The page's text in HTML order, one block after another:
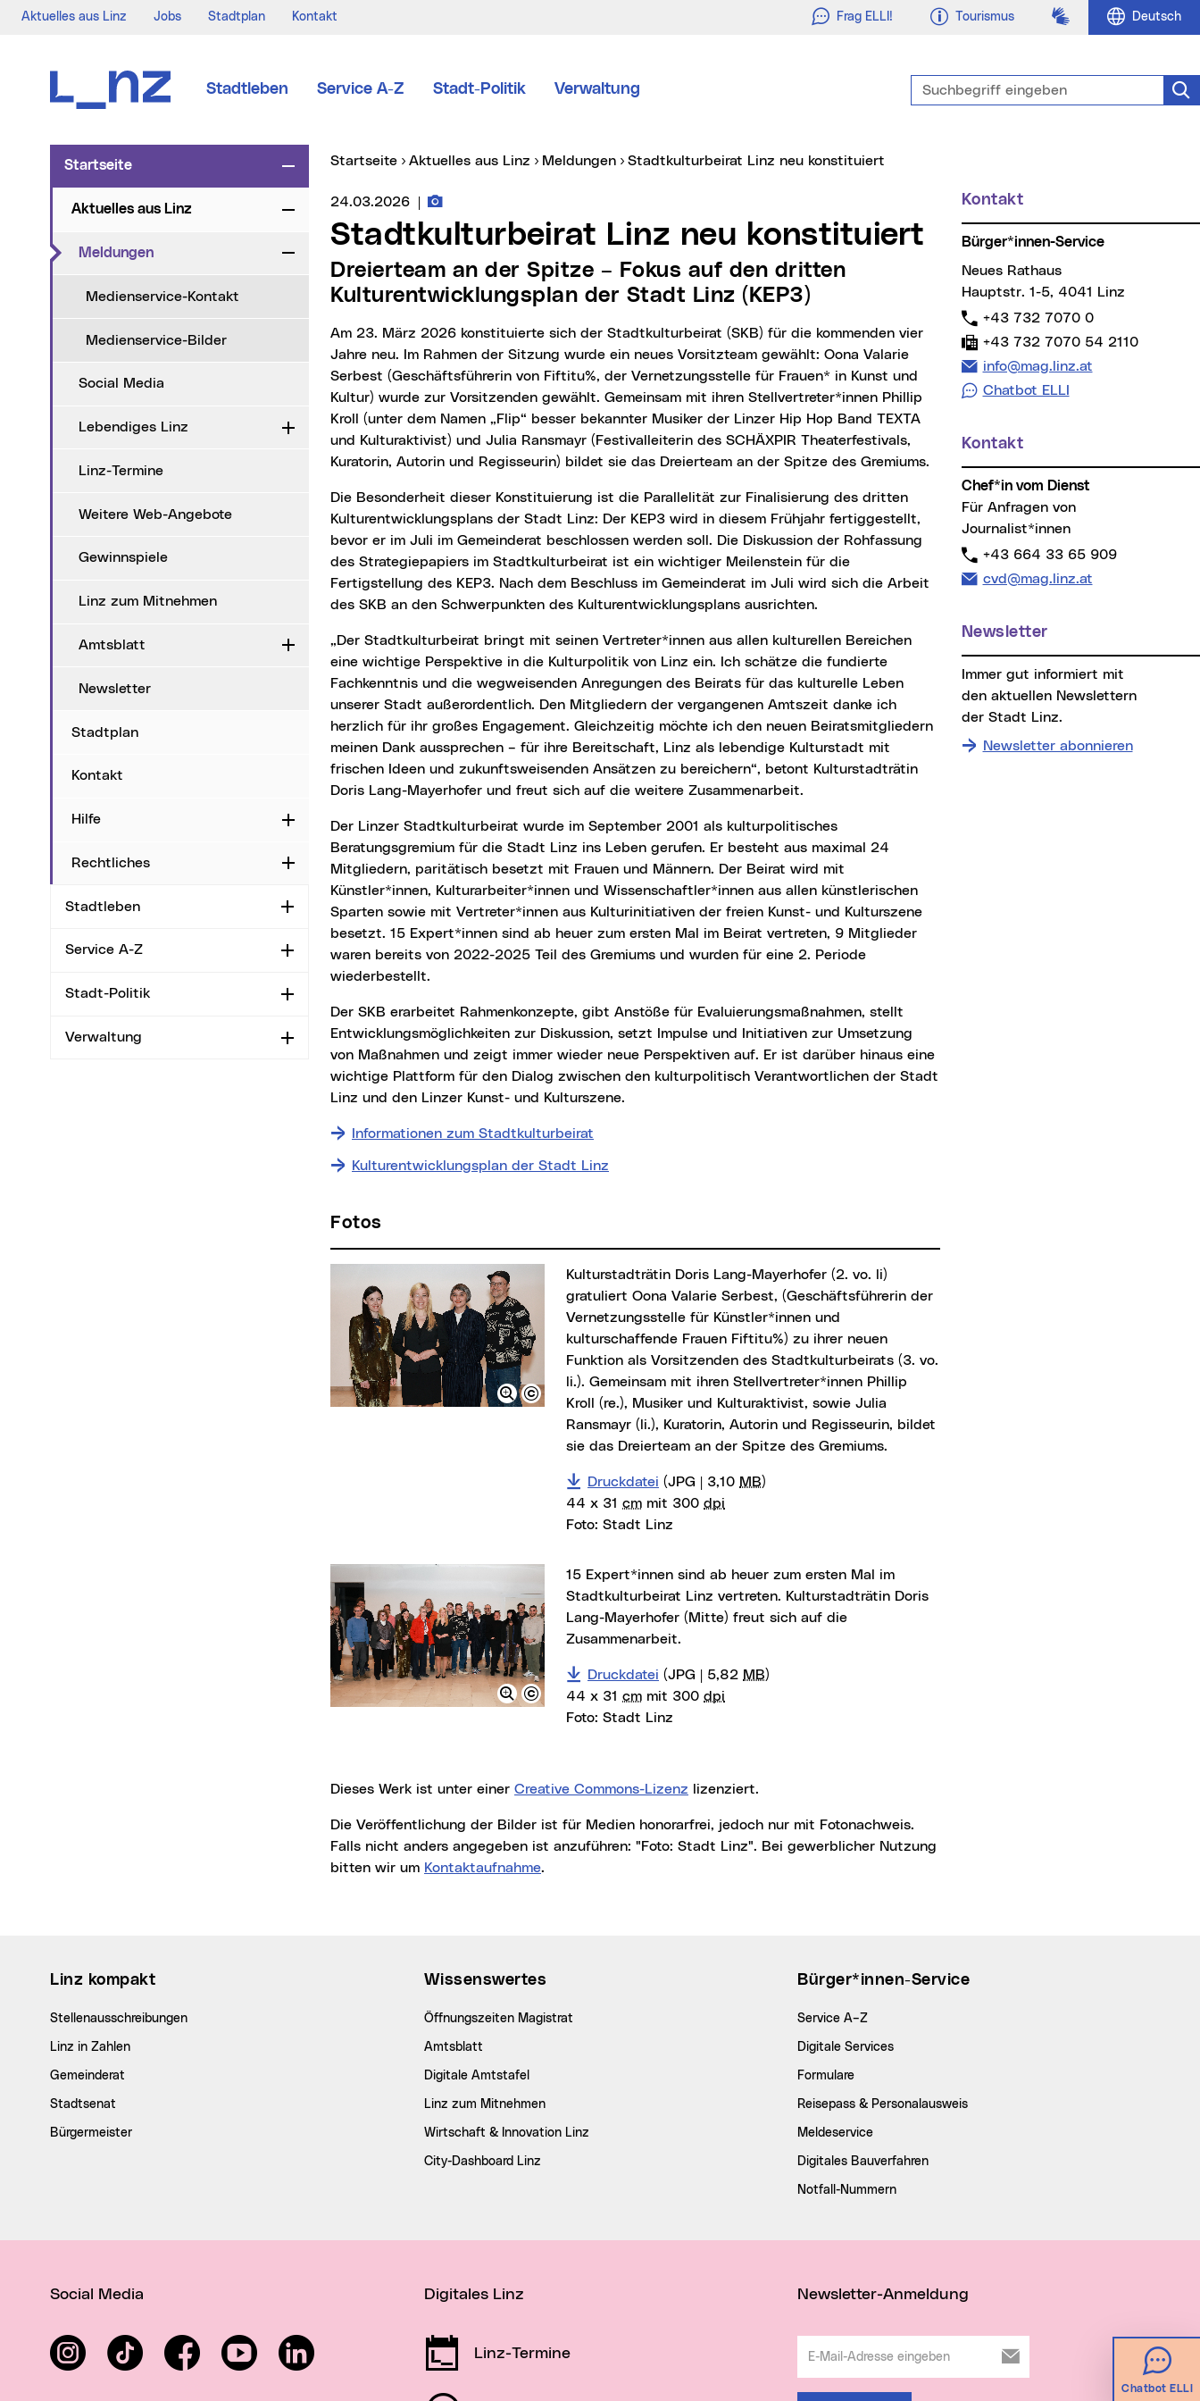
Aktuelles aus Linz Jobs Stadtplan Kontakt Frag ELLI! Tourismus Gebärdensprache
Deutsch
Stadtleben Service A-Z Stadt-Politik Verwaltung Suchbegriff eingeben
Startseite Zuklappen
Aktuelles aus Linz Zuklappen
Meldungen(aktueller Menüpunkt)Zuklappen
Medienservice-Kontakt
Medienservice-Bilder
Social Media
Lebendiges Linz Aufklappen
Linz-Termine
Weitere Web-Angebote
Gewinnspiele
Linz zum Mitnehmen
Amtsblatt Aufklappen
Newsletter
Stadtplan
Kontakt
Hilfe Aufklappen
Rechtliches Aufklappen
Stadtleben Aufklappen
Service A-Z Aufklappen
Stadt-Politik Aufklappen
Verwaltung Aufklappen
Sie sind hier:
Startseite Aktuelles aus Linz Meldungen Stadtkulturbeirat Linz neu konstituiert
Medienservice vom:
24.03.2026 Fotos zur Meldung
Stadtkulturbeirat Linz neu konstituiert
Dreierteam an der Spitze – Fokus auf den dritten
Kulturentwicklungsplan der Stadt Linz (KEP3)
Am 23. März 2026 konstituierte sich der Stadtkulturbeirat (SKB) für die kommenden vier
Jahre neu. Im Rahmen der Sitzung wurde ein neues Vorsitzteam gewählt: Oona Valarie
Serbest (Geschäftsführerin von Fiftitu%, der Vernetzungsstelle für Frauen* in Kunst und
Kultur) wurde zur Vorsitzenden gewählt. Gemeinsam mit ihren Stellvertreter*innen Phillip
Kroll (unter dem Namen „Flip“ besser bekannter Musiker der Linzer Hip Hop Band TEXTA
und Kulturaktivist) und Julia Ransmayr (Festivalleiterin des SCHÄXPIR Theaterfestivals,
Kuratorin, Autorin und Regisseurin) bildet sie das Dreierteam an der Spitze des Gremiums.
Die Besonderheit dieser Konstituierung ist die Parallelität zur Finalisierung des dritten
Kulturentwicklungsplans der Stadt Linz: Der KEP3 wird in diesem Frühjahr fertiggestellt,
bevor er im Juli im Gemeinderat beschlossen werden soll. Die Diskussion der Rohfassung
des Strategiepapiers im Stadtkulturbeirat ist ein wichtiger Meilenstein für die
Fertigstellung des KEP3. Nach dem Beschluss im Gemeinderat im Juli wird sich die Arbeit
des SKB an den Schwerpunkten des Kulturentwicklungsplans ausrichten.
„Der Stadtkulturbeirat bringt mit seinen Vertreter*innen aus allen kulturellen Bereichen
eine wichtige Perspektive in die Kulturpolitik von Linz ein. Ich schätze die fundierte
Fachkenntnis und die wegweisenden Anregungen des Beirats für das kulturelle Leben
unserer Stadt außerordentlich. Den Mitgliedern der vergangenen Amtszeit danke ich
herzlich für ihr großes Engagement. Gleichzeitig möchte ich den neuen Beiratsmitgliedern
meinen Dank aussprechen – für ihre Bereitschaft, Linz als lebendige Kulturstadt mit
frischen Ideen und zukunftsweisenden Ansätzen zu bereichern“, betont Kulturstadträtin
Doris Lang-Mayerhofer und freut sich auf die weitere Zusammenarbeit.
Der Linzer Stadtkulturbeirat wurde im September 2001 als kulturpolitisches
Beratungsgremium für die Stadt Linz ins Leben gerufen. Er besteht aus maximal 24
Mitgliedern, paritätisch besetzt mit Frauen und Männern. Der Beirat wird mit
Künstler*innen, Kulturarbeiter*innen und Wissenschaftler*innen aus allen künstlerischen
Sparten sowie mit Vertreter*innen aus Kulturinitiativen der freien Kunst- und Kulturszene
besetzt. 15 Expert*innen sind ab heuer zum ersten Mal im Beirat vertreten, 9 Mitglieder
waren bereits von 2022-2025 Teil des Gremiums und wurden für eine 2. Periode
wiederbestellt.
Der SKB erarbeitet Rahmenkonzepte, gibt Anstöße für Evaluierungsmaßnahmen, stellt
Entwicklungsmöglichkeiten zur Diskussion, setzt Impulse und Initiativen zur Umsetzung
von Maßnahmen und zeigt immer wieder neue Perspektiven auf. Er ist darüber hinaus eine
wichtige Plattform für den Dialog zwischen den kulturpolitisch Verantwortlichen der Stadt
Linz und den Linzer Kunst- und Kulturszene.
Informationen zum Stadtkulturbeirat
Kulturentwicklungsplan der Stadt Linz
Fotos
Kulturstadträtin Doris Lang-Mayerhofer (2. vo. li)
gratuliert Oona Valarie Serbest, (Geschäftsführerin der
Vernetzungsstelle für Künstler*innen und
kulturschaffende Frauen Fiftitu%) zu ihrer neuen
Funktion als Vorsitzenden des Stadtkulturbeirats (3. vo.
li.). Gemeinsam mit ihren Stellvertreter*innen Phillip
Kroll (re.), Musiker und Kulturaktivist, sowie Julia
Ransmayr (li.), Kuratorin, Autorin und Regisseurin, bildet
sie das Dreierteam an der Spitze des Gremiums.
Druckdatei (JPG | 3,10 MB)
44 x 31 cm mit 300 dpi
Foto: Stadt Linz
15 Expert*innen sind ab heuer zum ersten Mal im
Stadtkulturbeirat Linz vertreten. Kulturstadträtin Doris
Lang-Mayerhofer (Mitte) freut sich auf die
Zusammenarbeit.
Druckdatei (JPG | 5,82 MB)
44 x 31 cm mit 300 dpi
Foto: Stadt Linz
Dieses Werk ist unter einer Creative Commons-Lizenz lizenziert.
Die Veröffentlichung der Bilder ist für Medien honorarfrei, jedoch nur mit Fotonachweis.
Falls nicht anders angegeben ist anzuführen: "Foto: Stadt Linz". Bei gewerblicher Nutzung
bitten wir um Kontaktaufnahme.
Weitere Informationen
Kontakt
Bürger*innen-Service
Neues Rathaus
Hauptstr. 1-5, 4041 Linz
Telefon:
+43 732 7070 0
Fax:
+43 732 7070 54 2110
E-Mail Adresse:
info@mag.linz.at
Chatbot ELLI
Kontakt
Chef*in vom Dienst
Für Anfragen von
Journalist*innen
Telefon:
+43 664 33 65 909
E-Mail Adresse:
cvd@mag.linz.at
Newsletter
den aktuellen Newslettern
der Stadt Linz.
Newsletter abonnieren
Chatbot ELLI
Linz kompakt
Stellenausschreibungen
Linz in Zahlen
Gemeinderat
Stadtsenat
Bürgermeister
Wissenswertes
Öffnungszeiten Magistrat
Amtsblatt
Digitale Amtstafel
Linz zum Mitnehmen
Wirtschaft & Innovation Linz
City-Dashboard Linz
Bürger*innen-Service
Service A–Z
Digitale Services
Formulare
Reisepass & Personalausweis
Meldeservice
Digitales Bauverfahren
Notfall-Nummern
Social Media
InstagramTikTok FacebookYouTube LinkedIn
Digitales Linz
Linz-Termine
Newsletter-Anmeldung